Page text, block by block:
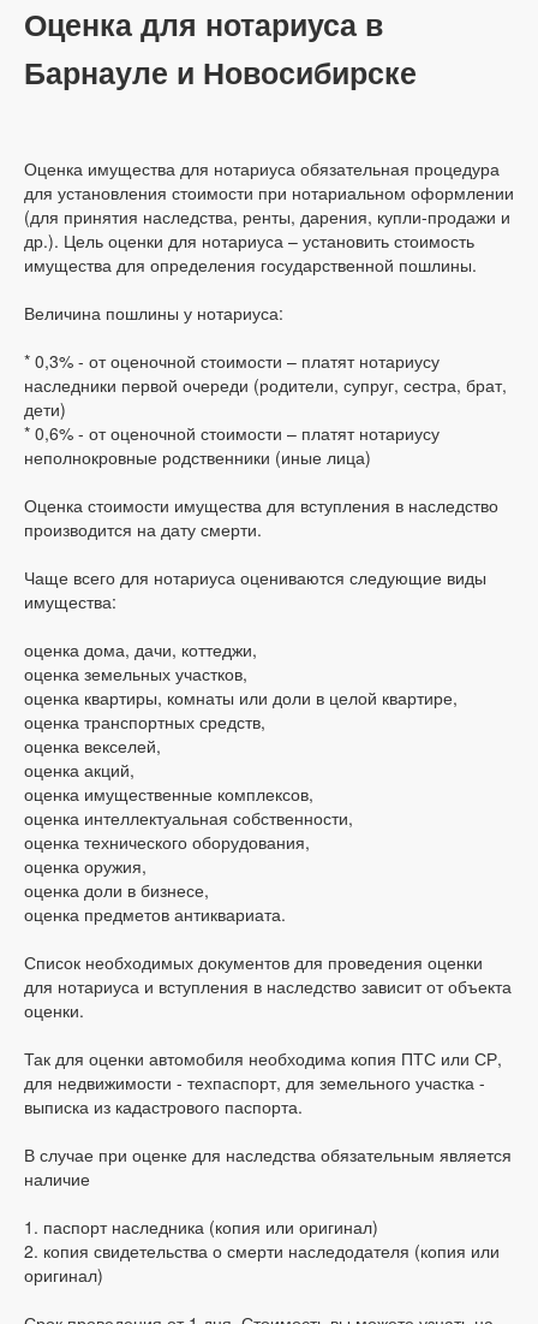
Оценка для нотариуса в
Барнауле и Новосибирске
Оценка имущества для нотариуса обязательная процедура
для установления стоимости при нотариальном оформлении
(для принятия наследства, ренты, дарения, купли-продажи и
др.). Цель оценки для нотариуса – установить стоимость
имущества для определения государственной пошлины.
Величина пошлины у нотариуса:
* 0,3% - от оценочной стоимости – платят нотариусу
наследники первой очереди (родители, супруг, сестра, брат,
дети)
* 0,6% - от оценочной стоимости – платят нотариусу
неполнокровные родственники (иные лица)
Оценка стоимости имущества для вступления в наследство
производится на дату смерти.
Чаще всего для нотариуса оцениваются следующие виды
имущества:
оценка дома, дачи, коттеджи,
оценка земельных участков,
оценка квартиры, комнаты или доли в целой квартире,
оценка транспортных средств,
оценка векселей,
оценка акций,
оценка имущественные комплексов,
оценка интеллектуальная собственности,
оценка технического оборудования,
оценка оружия,
оценка доли в бизнесе,
оценка предметов антиквариата.
Список необходимых документов для проведения оценки
для нотариуса и вступления в наследство зависит от объекта
оценки.
Так для оценки автомобиля необходима копия ПТС или СР,
для недвижимости - техпаспорт, для земельного участка -
выписка из кадастрового паспорта.
В случае при оценке для наследства обязательным является
наличие
1. паспорт наследника (копия или оригинал)
2. копия свидетельства о смерти наследодателя (копия или
оригинал)